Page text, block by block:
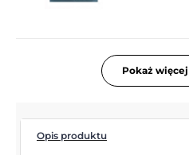
Pokaż
Opis produktu